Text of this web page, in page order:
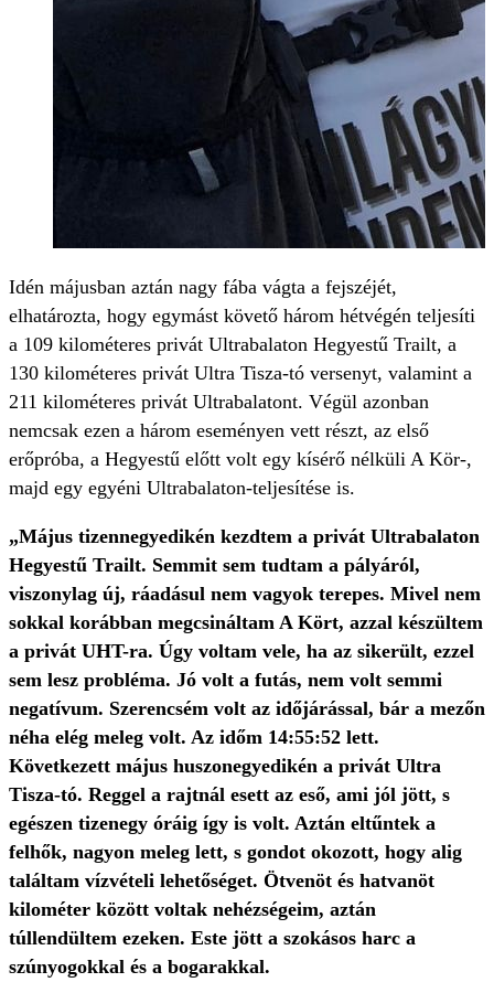
Idén májusban aztán nagy fába vágta a fejszéjét,
elhatározta, hogy egymást követő három hétvégén teljesíti
a 109 kilométeres privát Ultrabalaton Hegyestű Trailt, a
130 kilométeres privát Ultra Tisza-tó versenyt, valamint a
211 kilométeres privát Ultrabalatont. Végül azonban
nemcsak ezen a három eseményen vett részt, az első
erőpróba, a Hegyestű előtt volt egy kísérő nélküli A Kör-,
majd egy egyéni Ultrabalaton-teljesítése is.
„Május tizennegyedikén kezdtem a privát Ultrabalaton
Hegyestű Trailt. Semmit sem tudtam a pályáról,
viszonylag új, ráadásul nem vagyok terepes. Mivel nem
sokkal korábban megcsináltam A Kört, azzal készültem
a privát UHT-ra. Úgy voltam vele, ha az sikerült, ezzel
sem lesz probléma. Jó volt a futás, nem volt semmi
negatívum. Szerencsém volt az időjárással, bár a mezőn
néha elég meleg volt. Az időm 14:55:52 lett.
Következett május huszonegyedikén a privát Ultra
Tisza-tó. Reggel a rajtnál esett az eső, ami jól jött, s
egészen tizenegy óráig így is volt. Aztán eltűntek a
felhők, nagyon meleg lett, s gondot okozott, hogy alig
találtam vízvételi lehetőséget. Ötvenöt és hatvanöt
kilométer között voltak nehézségeim, aztán
túllendültem ezeken. Este jött a szokásos harc a
szúnyogokkal és a bogarakkal.